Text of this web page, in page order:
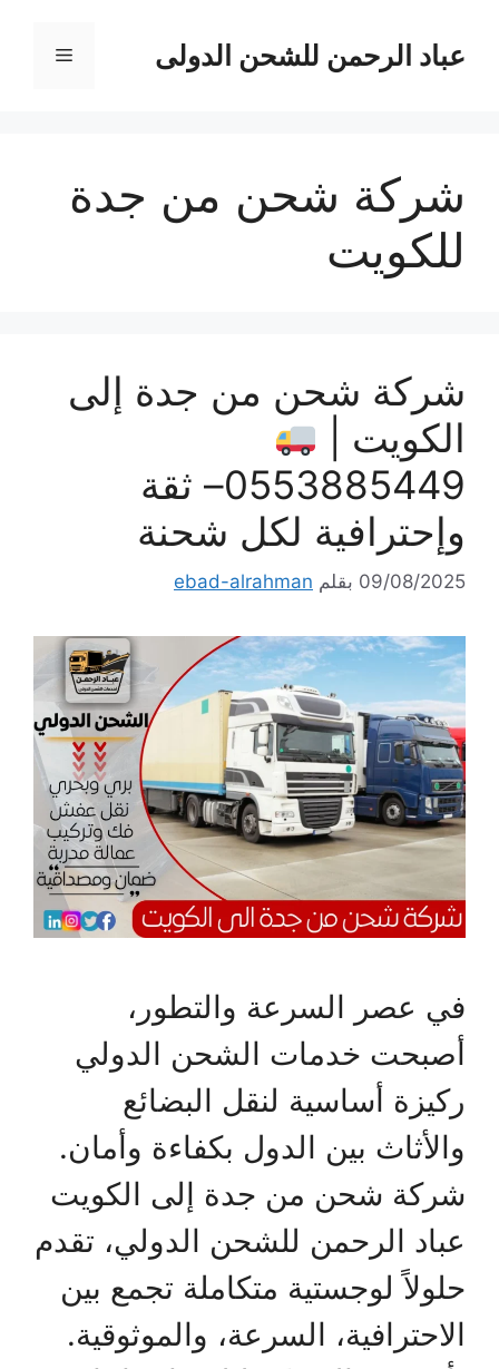
المحتوىعباد الرحمن للشحن الدولى القائمة
شركة شحن من جدة
للكويت
شركة شحن من جدة إلى
الكويت |
0553885449– ثقة
وإحترافية لكل شحنة
09/08/2025 بقلم ebad-alrahman
في عصر السرعة والتطور،
أصبحت خدمات الشحن الدولي
ركيزة أساسية لنقل البضائع
والأثاث بين الدول بكفاءة وأمان.
شركة شحن من جدة إلى الكويت
عباد الرحمن للشحن الدولي، تقدم
حلولاً لوجستية متكاملة تجمع بين
الاحترافية، السرعة، والموثوقية.